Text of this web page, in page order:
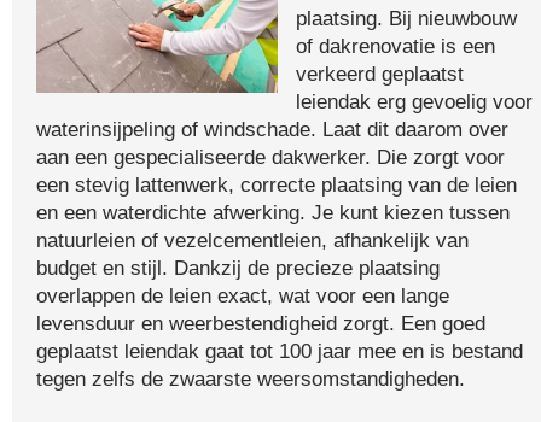
plaatsing. Bij nieuwbouw
of dakrenovatie is een
verkeerd geplaatst
leiendak erg gevoelig voor
waterinsijpeling of windschade. Laat dit daarom over
aan een gespecialiseerde dakwerker. Die zorgt voor
een stevig lattenwerk, correcte plaatsing van de leien
en een waterdichte afwerking. Je kunt kiezen tussen
natuurleien of vezelcementleien, afhankelijk van
budget en stijl. Dankzij de precieze plaatsing
overlappen de leien exact, wat voor een lange
levensduur en weerbestendigheid zorgt. Een goed
geplaatst leiendak gaat tot 100 jaar mee en is bestand
tegen zelfs de zwaarste weersomstandigheden.